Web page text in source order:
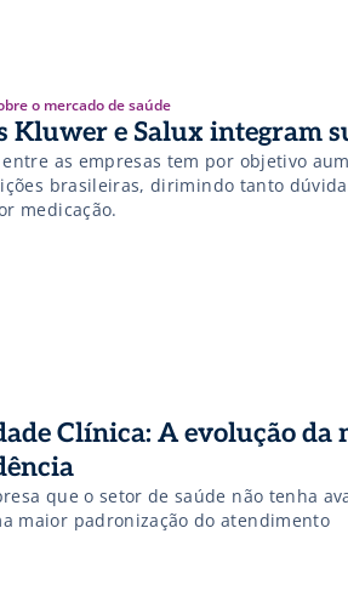
o mercado de saúde
Kluwer e Salux integram
as empresas tem por objetivo
brasileiras, dirimindo tanto
medicação.
Clínica: A evolução da
que o setor de saúde não tenha
maior padronização do atendimento